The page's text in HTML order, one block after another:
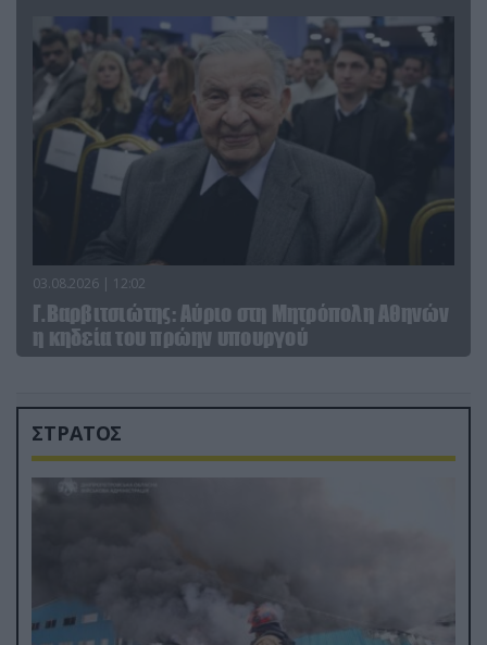
03.08.2026 | 12:02
Γ.Βαρβιτσιώτης: Aύριο στη Μητρόπολη Αθηνών
η κηδεία του πρώην υπουργού
ΣΤΡΑΤΟΣ